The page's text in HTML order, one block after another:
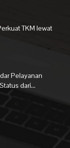
TKM lewat
Pelayanan
dari...